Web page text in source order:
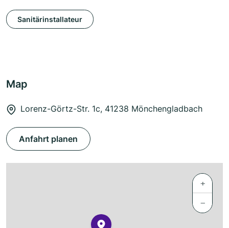
Sanitärinstallateur
Map
Lorenz-Görtz-Str. 1c, 41238 Mönchengladbach
Anfahrt planen
+
−